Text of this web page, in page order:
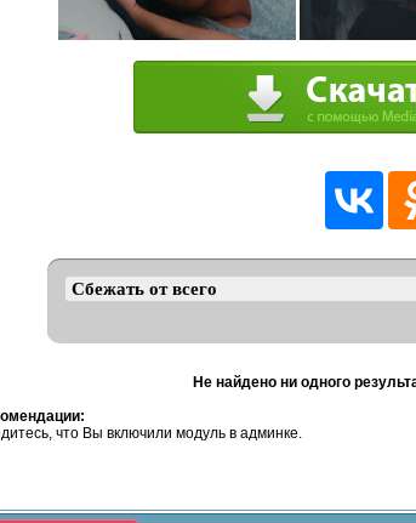
Не найдено ни одного
что Вы включили модуль в админке.